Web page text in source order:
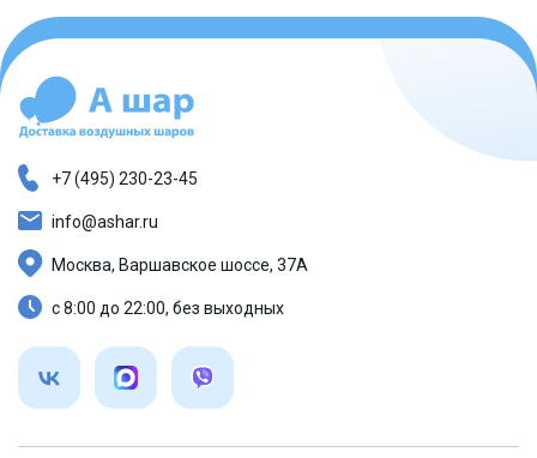
+7 (495) 230-23-45
info@ashar.ru
Москва, Варшавское шоссе, 37А
с 8:00 до 22:00, без выходных